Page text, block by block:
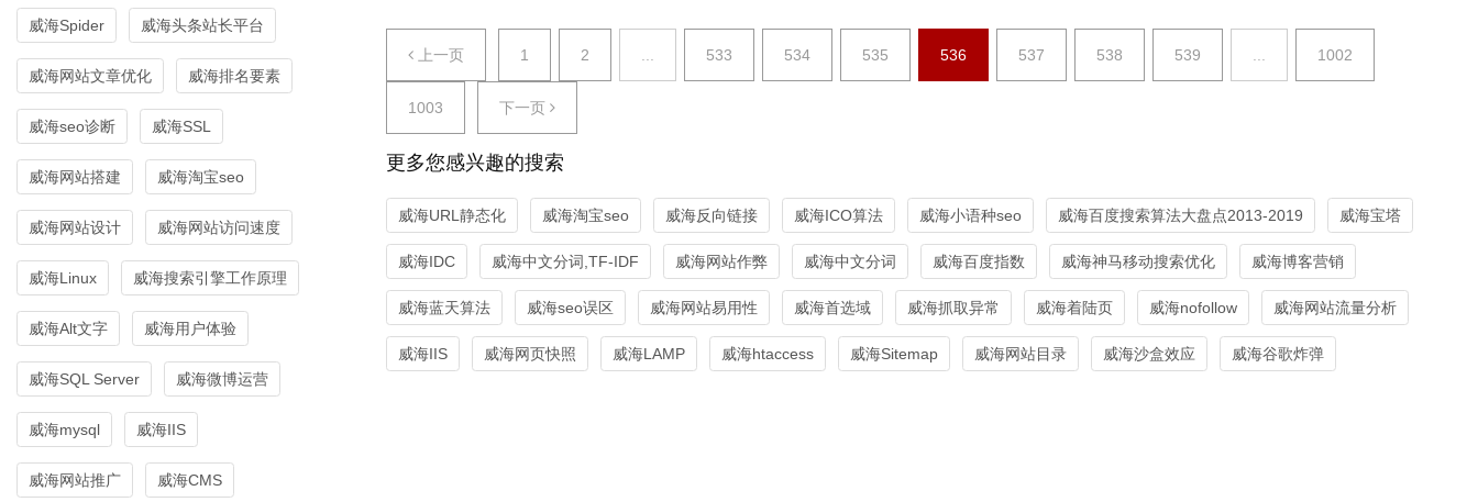
威海Spider 威海头条站长平台
威海网站文章优化 威海排名要素
威海seo诊断 威海SSL
威海网站搭建 威海淘宝seo
威海网站设计 威海网站访问速度
威海Linux 威海搜索引擎工作原理
威海Alt文字 威海用户体验
威海SQL Server 威海微博运营
威海mysql 威海IIS
威海网站推广 威海CMS
上一页 1 2 533 534 535 536 537 538 539 1002
1003 下一页
更多您感兴趣的搜索
威海URL静态化 威海淘宝seo 威海反向链接 威海ICO算法 威海小语种seo 威海百度搜索算法大盘点2013-2019 威海宝塔
威海IDC 威海中文分词,TF-IDF 威海网站作弊 威海中文分词 威海百度指数 威海神马移动搜索优化 威海博客营销
威海蓝天算法 威海seo误区 威海网站易用性 威海首选域 威海抓取异常 威海着陆页 威海nofollow 威海网站流量分析
威海IIS 威海网页快照 威海LAMP 威海htaccess 威海Sitemap 威海网站目录 威海沙盒效应 威海谷歌炸弹